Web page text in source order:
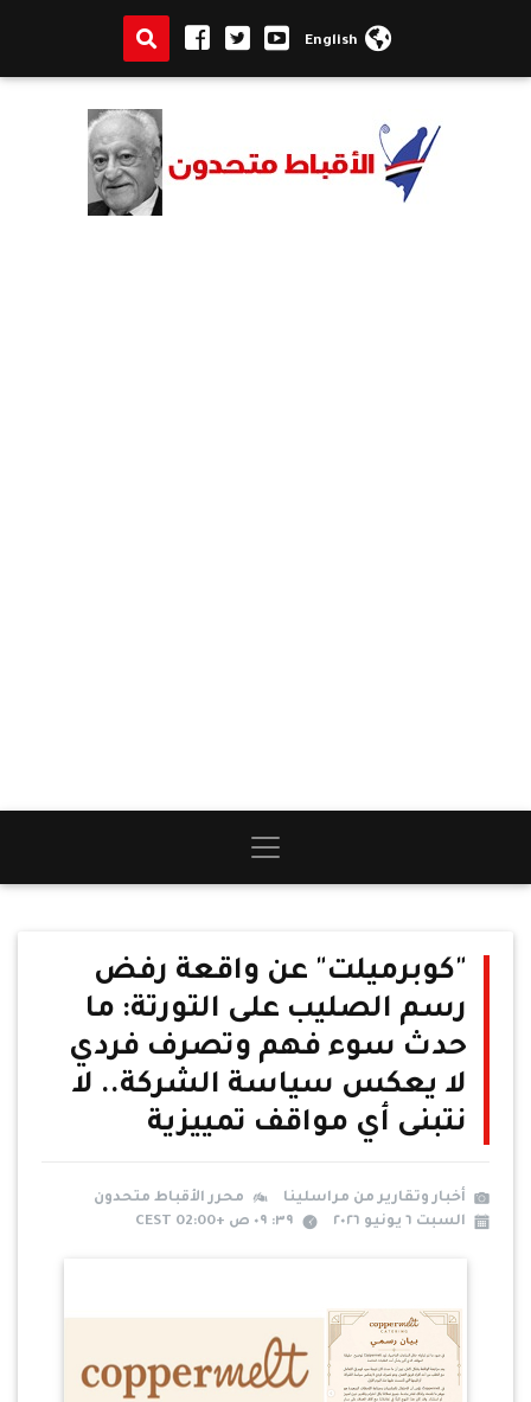
English
"كوبرميلت" عن واقعة رفض
رسم الصليب على التورتة: ما
حدث سوء فهم وتصرف فردي
لا يعكس سياسة الشركة.. لا
نتبنى أي مواقف تمييزية
أخبار وتقارير من مراسلينا
محرر الأقباط متحدون
السبت ٦ يونيو ٢٠٢٦
٣٩: ٠٩ ص +02:00 CEST